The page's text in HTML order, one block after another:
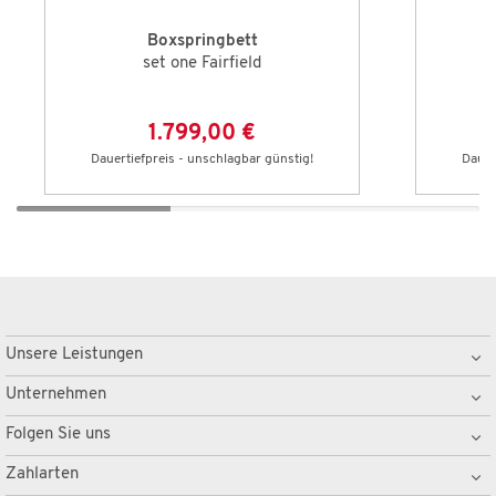
Boxspringbett
set one Fairfield
1.799,00 €
Dauertiefpreis - unschlagbar günstig!
Unsere Leistungen
Unternehmen
Folgen Sie uns
Zahlarten